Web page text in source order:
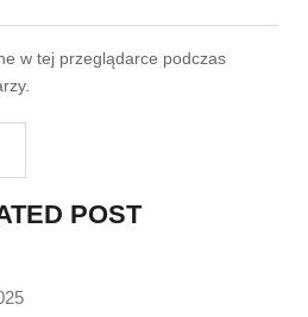
w tej przeglądarce podczas
POST